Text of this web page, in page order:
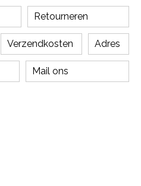
Retourneren
Verzendkosten Adres
Mail ons